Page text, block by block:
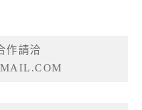
作請洽